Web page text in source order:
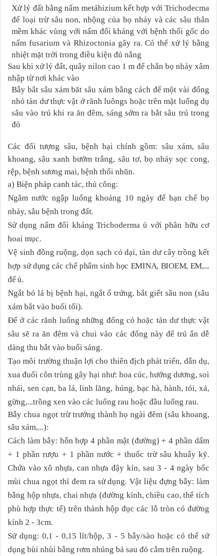
Xử lý đất bằng nấm metảhizium kết hợp với Trichodecma
để loại trừ sâu non, nhộng của bọ nhảy và các sâu thân
mềm khác vùng với nấm đối kháng với bệnh thối gốc do
nấm fusarium và Rhizoctonia gây ra. Có thể xử lý bằng
nhiệt mặt trời trong điều kiện đủ nắng
Sau khi xử lý đất, quây nilon cao 1 m để chắn bọ nhảy xâm
nhập từ nơi khác vào
Bẫy bắt sâu xám băt sâu xám bằng cách để một vài đống
nhỏ tàn dư thực vật ở rãnh luôngs hoặc trên mặt luống dụ
sâu vào trú khi ra ăn đêm, sáng sớm ra bắt sâu trú trong
đó
Các đối tượng sâu, bệnh hại chính gồm: sâu xám, sâu
khoang, sâu xanh bướm trắng, sâu tơ, bọ nhảy sọc cong,
rệp, bệnh sương mai, bệnh thối nhũn.
a) Biện pháp canh tác, thủ công:
Ngâm nước ngập luống khoảng 10 ngày để hạn chế bọ
nhảy, sâu bệnh trong đất.
Sử dụng nấm đối kháng Trichoderma ủ với phân hữu cơ
hoai mục.
Vệ sinh đồng ruộng, dọn sạch cỏ dại, tàn dư cây trồng kết
hợp sử dụng các chế phẩm sinh học EMINA, BIOEM, EM,...
để ủ.
Ngắt bỏ lá bị bệnh hại, ngắt ổ trứng, bắt giết sâu non (sâu
xám bắt vào buổi tối).
Để ở các rãnh luống những đống cỏ hoặc tàn dư thực vật
sâu sẽ ra ăn đêm và chui vào các đống này để trú ẩn dễ
dàng thu bắt vào buổi sáng.
Tạomôi trường thuận lợicho thiên địch phát triển, dẫn dụ,
xua đuổi côn trùng gây hại như: hoa cúc, hướng dương, soi
nhái, sen cạn, ba lá, linh lăng, húng, bạc hà, hành, tỏi, xả,
gừng,...trồng xen vào các luống rau hoặc đầu luống rau.
Bẫy chua ngọt trừ trưởng thành họ ngài đêm (sâu khoang,
sâu xám,...):
Cách làm bẫy: hỗn hợp 4 phần mật (đường) + 4 phần dấm
+ 1 phần rượu + 1 phần nước + thuốc trừ sâu khuấy kỹ.
Chứa vào xô nhựa, can nhựa đậy kín, sau 3 - 4 ngày bốc
mùi chua ngọt thì đem ra sử dụng. Vật liệu đựng bẫy: làm
bằng hộp nhựa, chai nhựa (đường kính, chiều cao, thể tích
phù hợp thực tế) trên thành hộp đục các lỗ tròn có đường
kính 2 - 3cm.
Sử dụng: 0,1 - 0,15 lít/hộp, 3 - 5 bẫy/sào hoặc có thể sử
dụng bùi nhùi bằng rơm nhúng bả sau đó cắm trên ruộng.